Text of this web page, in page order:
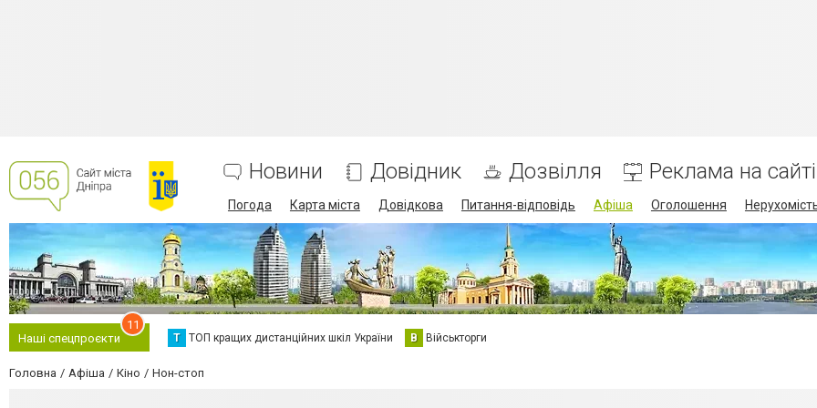
Новини Довідник Дозвілля Реклама на сайті
Погода Карта міста Довідкова Питання-відповідь Афіша Оголошення
Наші спецпроєкти
11
Т ТОП кращих дистанційних шкіл України В Військторги
Головна Афіша Кіно Нон-стоп